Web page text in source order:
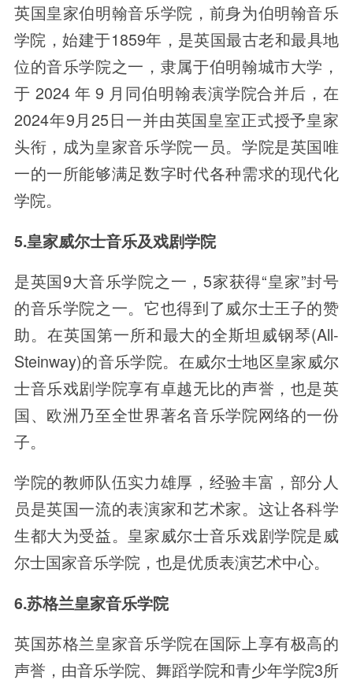
英国皇家伯明翰音乐学院，前身为伯明翰音乐
学院，始建于1859年，是英国最古老和最具地
位的音乐学院之一，隶属于伯明翰城市大学，
于 2024 年 9 月同伯明翰表演学院合并后，在
2024年9月25日一并由英国皇室正式授予皇家
头衔，成为皇家音乐学院一员。学院是英国唯
一的一所能够满足数字时代各种需求的现代化
学院。
5.皇家威尔士音乐及戏剧学院
是英国9大音乐学院之一，5家获得“皇家”封号
的音乐学院之一。它也得到了威尔士王子的赞
助。在英国第一所和最大的全斯坦威钢琴(All-
Steinway)的音乐学院。在威尔士地区皇家威尔
士音乐戏剧学院享有卓越无比的声誉，也是英
国、欧洲乃至全世界著名音乐学院网络的一份
子。
学院的教师队伍实力雄厚，经验丰富，部分人
员是英国一流的表演家和艺术家。这让各科学
生都大为受益。皇家威尔士音乐戏剧学院是威
尔士国家音乐学院，也是优质表演艺术中心。
6.苏格兰皇家音乐学院
英国苏格兰皇家音乐学院在国际上享有极高的
声誉，由音乐学院、舞蹈学院和青少年学院3所